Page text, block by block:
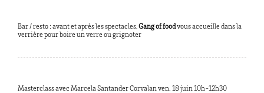
Bar / resto : avant et après les spectacles,Gang of foodvous accueille dans la
verrière pour boire un verre ou grignoter
Masterclass avec Marcela Santander Corvalan ven. 18 juin 10h-12h30